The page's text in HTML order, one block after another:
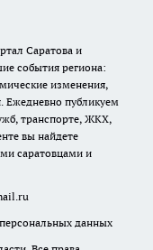
Саратова и
события региона:
изменения,
Ежедневно публикуем
транспорте, ЖКХ,
вы найдете
саратовцами и
данных